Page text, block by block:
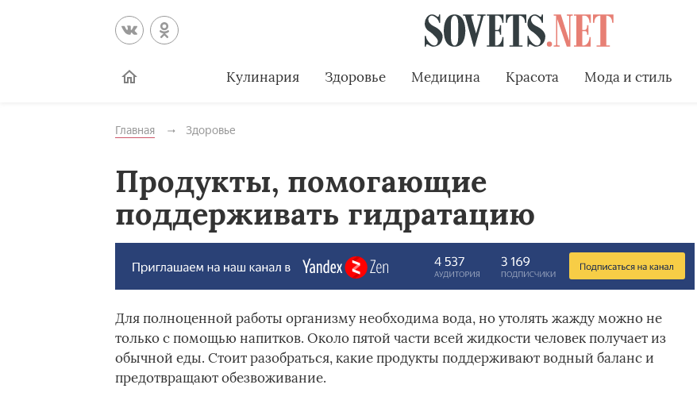
Кулинария Здоровье Медицина Красота Мода и стиль
Главная Здоровье
Продукты, помогающие
поддерживать гидратацию
Для полноценной работы организму необходима вода, но утолять жажду можно не
только с помощью напитков. Около пятой части всей жидкости человек получает из
обычной еды. Стоит разобраться, какие продукты поддерживают водный баланс и
предотвращают обезвоживание.